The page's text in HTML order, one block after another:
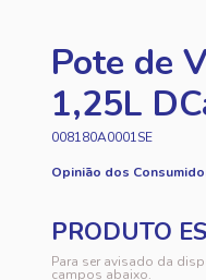
Pote de
1,25L
008180A0001SE
Opinião dos
Para ser avisado da
campos abaixo.